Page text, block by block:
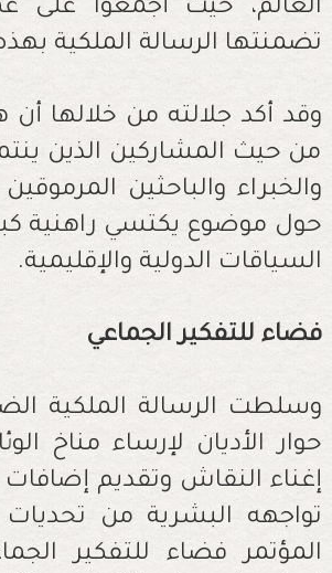
العالم، حيث أجمعوا على
تضمنتها الرسالة الملكية
وقد أكد جلالته من خلالها
من حيث المشاركين الذين
والخبراء والباحثين
حول موضوع يكتسي راهنية
السياقات الدولية والإقليمية.
فضاء للتفكير الجماعي
وسلطت الرسالة الملكية
حوار الأديان لإرساء مناخ
إغناء النقاش وتقديم إضافات
تواجهه البشرية من
المؤتمر فضاء للتفكير